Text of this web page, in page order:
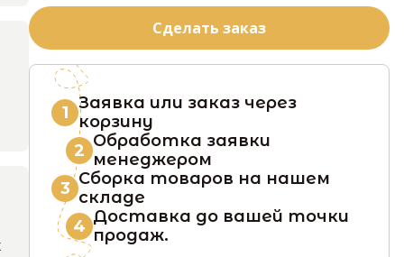
Сделать заказ
1 Заявка или заказ через
корзину
2 Обработка заявки
менеджером
3 Сборка товаров на нашем
складе
4 Доставка до вашей точки
продаж.